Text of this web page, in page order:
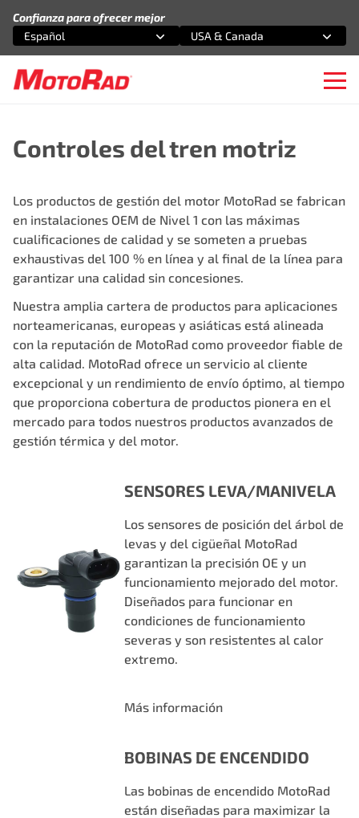
Confianza para ofrecer mejor
Selecciona una opción
Español
Selecciona una opción
USA & Canada
Controles del tren motriz
Los productos de gestión del motor MotoRad se fabrican
en instalaciones OEM de Nivel 1 con las máximas
cualificaciones de calidad y se someten a pruebas
exhaustivas del 100 % en línea y al final de la línea para
garantizar una calidad sin concesiones.
Nuestra amplia cartera de productos para aplicaciones
norteamericanas, europeas y asiáticas está alineada
con la reputación de MotoRad como proveedor fiable de
alta calidad. MotoRad ofrece un servicio al cliente
excepcional y un rendimiento de envío óptimo, al tiempo
que proporciona cobertura de productos pionera en el
mercado para todos nuestros productos avanzados de
gestión térmica y del motor.
SENSORES LEVA/MANIVELA
Los sensores de posición del árbol de
levas y del cigüeñal MotoRad
garantizan la precisión OE y un
funcionamiento mejorado del motor.
Diseñados para funcionar en
condiciones de funcionamiento
severas y son resistentes al calor
extremo.
Más información
BOBINAS DE ENCENDIDO
Las bobinas de encendido MotoRad
están diseñadas para maximizar la